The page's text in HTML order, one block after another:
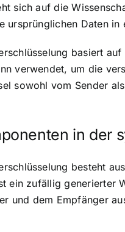
sich auf die
ursprünglichen Daten
basiert
verwendet, um die
sowohl vom Sender
in der
besteht
ein zufällig generierter
und dem Empfänger